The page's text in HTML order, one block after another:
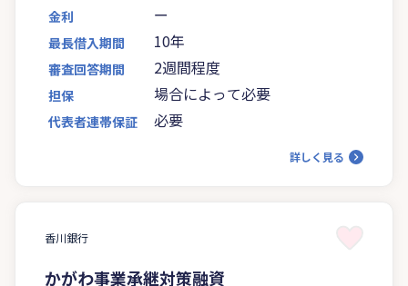
金利 ー
最長借入期間 10年
審査回答期間 2週間程度
担保 場合によって必要
代表者連帯保証 必要
詳しく見る
香川銀行
かがわ事業承継対策融資